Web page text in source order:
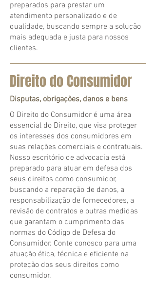
preparados para prestar um
atendimento personalizado e de
qualidade, buscando sempre a solução
mais adequada e justa para nossos
clientes.
Direito do Consumidor
Disputas, obrigações, danos e bens
O Direito do Consumidor é uma área
essencial do Direito, que visa proteger
os interesses dos consumidores em
suas relações comerciais e contratuais.
Nosso escritório de advocacia está
preparado para atuar em defesa dos
seus direitos como consumidor,
buscando a reparação de danos, a
responsabilização de fornecedores, a
revisão de contratos e outras medidas
que garantam o cumprimento das
normas do Código de Defesa do
Consumidor. Conte conosco para uma
atuação ética, técnica e eficiente na
proteção dos seus direitos como
consumidor.